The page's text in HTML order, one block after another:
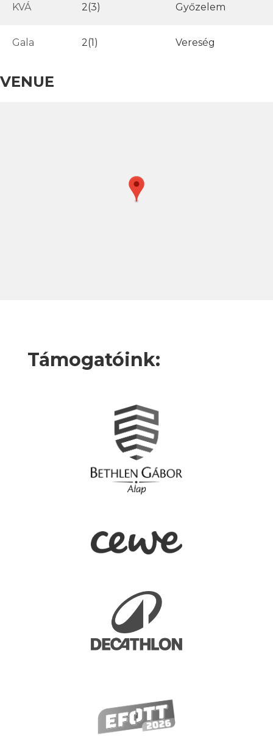
KVÁ 2(3) Győzelem
Gala 2(1) Vereség
VENUE
Támogatóink: